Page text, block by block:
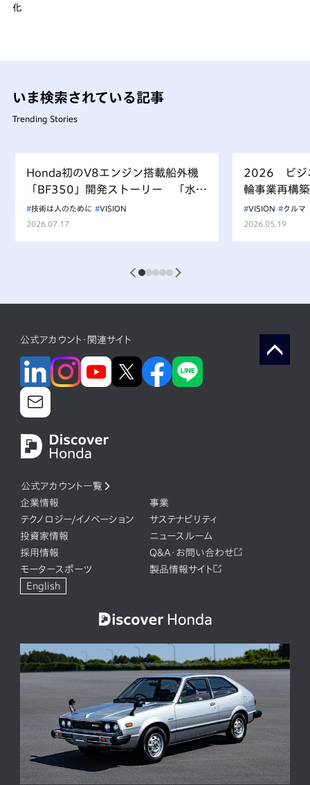
化
いま検索されている記事
Trending Stories
Honda初のV8エンジン搭載船外機
「BF350」開発ストーリー 「水上
を走るもの、水を汚すべからず」を
受け継ぐ挑戦
技術は人のために
VISION
2026.07.17
2026 ビジ
輪事業再構
VISION
クルマ
2026.05.19
1 2 3 4 5
公式アカウント・関連サイト
公式アカウント一覧
企業情報
事業
テクノロジー/イノベーション
サステナビリティ
投資家情報
ニュースルーム
採用情報
Q&A・お問い合わせ
モータースポーツ
製品情報サイト
English